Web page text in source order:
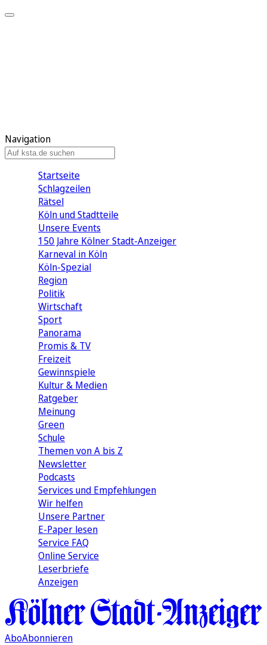
Navigation
Startseite
Schlagzeilen
Rätsel
Köln und Stadtteile
Unsere Events
150 Jahre Kölner Stadt-Anzeiger
Karneval in Köln
Köln-Spezial
Region
Politik
Wirtschaft
Sport
Panorama
Promis & TV
Freizeit
Gewinnspiele
Kultur & Medien
Ratgeber
Meinung
Green
Schule
Themen von A bis Z
Newsletter
Podcasts
Services und Empfehlungen
Wir helfen
Unsere Partner
E-Paper lesen
Service FAQ
Online Service
Leserbriefe
Anzeigen
AboAbonnieren